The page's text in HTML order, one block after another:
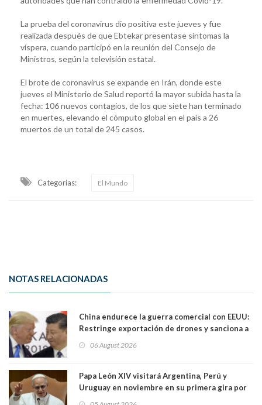
La prueba del coronavirus dio positiva este jueves y fue
realizada después de que Ebtekar presentase síntomas la
víspera, cuando participó en la reunión del Consejo de
Ministros, según la televisión estatal.
El brote de coronavirus se expande en Irán, donde este
jueves el Ministerio de Salud reportó la mayor subida hasta la
fecha: 106 nuevos contagios, de los que siete han terminado
en muertes, elevando el cómputo global en el país a 26
muertos de un total de 245 casos.
Categorias: El Mundo
NOTAS RELACIONADAS
China endurece la guerra comercial con EEUU:
Restringe exportación de drones y sanciona a
06 August 2026
Papa León XIV visitará Argentina, Perú y
Uruguay en noviembre en su primera gira por